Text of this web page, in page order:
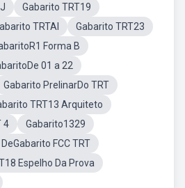
Gabarito TRT19
TRTAl
Gabarito TRT23
Forma B
01 a 22
Gabarito PrelinarDo TRT
TRT13 Arquiteto
4
Gabarito1329
DeGabarito FCC TRT
Espelho Da Prova